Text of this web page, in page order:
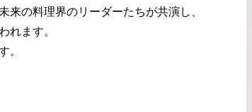
の料理界のリーダーたちが共演し、
れます。
。